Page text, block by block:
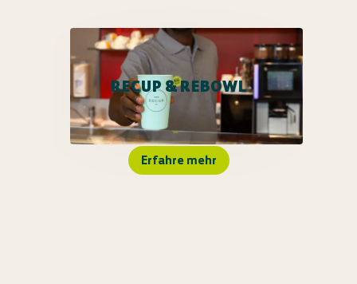
RECUP & REBOWL
Erfahre mehr